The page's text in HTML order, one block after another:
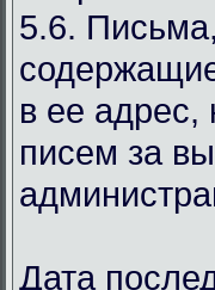
5.6.
в ее адрес,
писем за
Дата